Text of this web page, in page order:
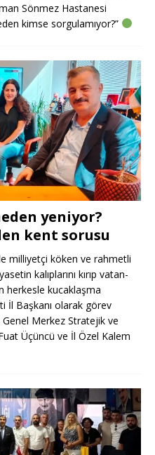
Sönmez Hastanesi
kimse sorgulamıyor?”
yeniyor?
kent sorusu
milliyetçi köken ve rahmetli
kalıplarını kırıp vatan-
herkesle kucaklaşma
İl Başkanı olarak görev
Merkez Stratejik ve
Üçüncü ve İl Özel Kalem